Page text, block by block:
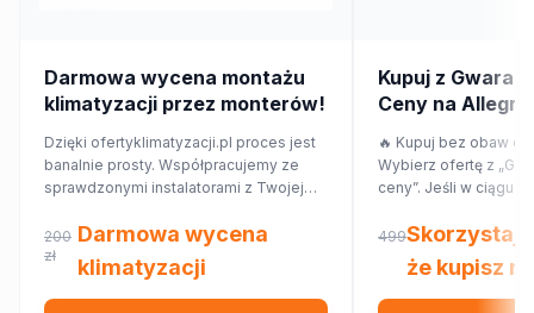
Darmowa wycena montażu
klimatyzacji przez monterów!
Dzięki ofertyklimatyzacji.pl proces jest
banalnie prosty. Współpracujemy ze
sprawdzonymi instalatorami z Twojej
Ciebie wycenę dopasowaną do
Twojego domu lub mieszkania.
200
zł
Darmowa wycena
klimatyzacji
Kupuj z
Ceny na
🔥 Kupuj bez obaw o
Wybierz ofertę z
ceny”. Jeśli w ciągu
innym sklepie,
różnicy w cenie w
Sprawdź!
499Skorzystaj
że kupisz